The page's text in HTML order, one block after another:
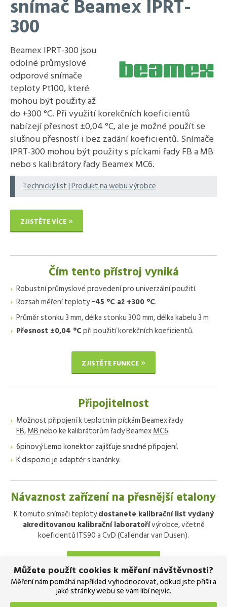
Můžete použít cookies k měření návštěvnosti?
Měření nám pomáhá například vyhodnocovat, odkud jste přišli a
jaké stránky webu se vám líbí nejvíc.
snímač Beamex IPRT-
300
Beamex IPRT-300 jsou
odolné průmyslové
odporové snímače
teploty Pt100, které
mohou být použity až
do +300 °C. Při využití korekčních koeficientů
nabízejí přesnost ±0,04 °C, ale je možné použít se
slušnou přesností i bez zadání koeficientů. Snímače
IPRT-300 mohou být použity s píckami řady FB a MB
nebo s kalibrátory řady Beamex MC6.
Technický list|Produkt na webu výrobce
ZJISTĚTE VÍCE
Čím tento přístroj vyniká
Robustní průmyslové provedení pro univerzální použití.
Rozsah měření teploty −45 °C až +300 °C.
Průměr stonku 3 mm, délka stonku 300 mm, délka kabelu 3 m
Přesnost ±0,04 °Cpři použití korekčních koeficientů.
ZJISTĚTE FUNKCE
Připojitelnost
Možnost připojení k teplotním píckám Beamex řady
FB,MBnebo ke kalibrátorům řady BeamexMC6.
6pinový Lemo konektor zajišťuje snadné připojení.
K dispozici je adaptér s banánky.
Návaznost zařízení na přesnější etalony
K tomuto snímači teplotydostanete kalibrační list vydaný
akreditovanou kalibrační laboratořívýrobce, včetně
koeficientů ITS90 a CvD (Callendar van Dusen).
Funkce zařízení